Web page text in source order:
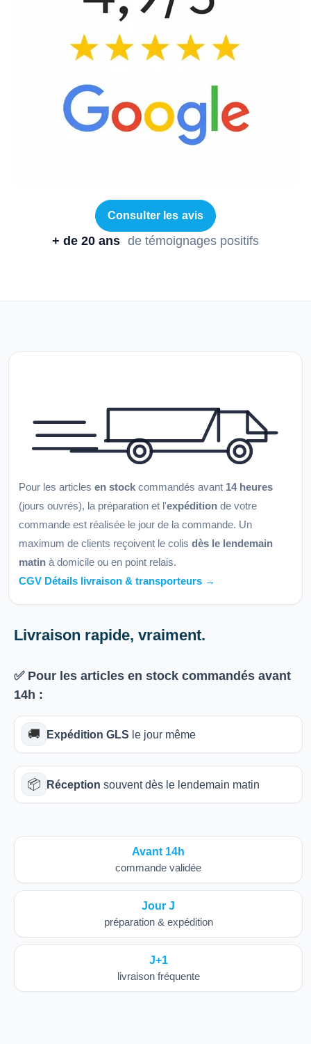
Consulter les avis
+ de 20 ans de témoignages positifs
Pour les articles en stock commandés avant 14 heures
(jours ouvrés), la préparation et l'expédition de votre
commande est réalisée le jour de la commande. Un
maximum de clients reçoivent le colis dès le lendemain
matin à domicile ou en point relais.
CGV Détails livraison & transporteurs →
Livraison rapide, vraiment.
✅ Pour les articles en stock commandés avant
14h :
🚚 Expédition GLS le jour même
📦 Réception souvent dès le lendemain matin
Avant 14h
commande validée
Jour J
préparation & expédition
J+1
livraison fréquente